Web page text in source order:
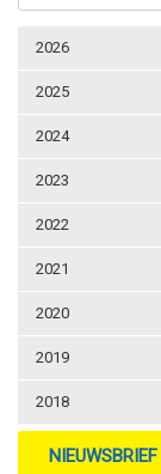
2026
2025
2024
2023
2022
2021
2020
2019
2018
NIEUWSBRIEF